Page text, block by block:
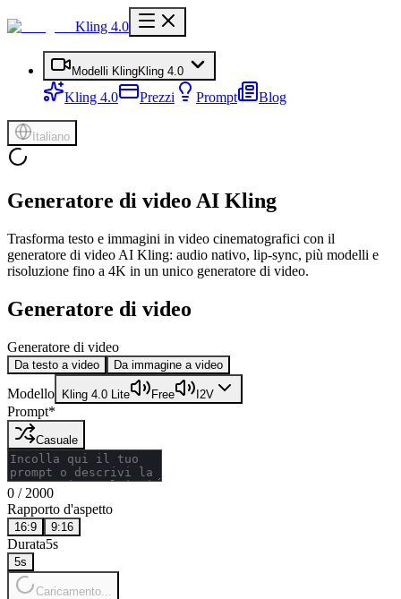
Kling 4.0
Modelli KlingKling 4.0
Kling 4.0 Prezzi Prompt Blog
Italiano
Generatore di video AI Kling
Trasforma testo e immagini in video cinematografici con il
generatore di video AI Kling: audio nativo, lip-sync, più modelli e
risoluzione fino a 4K in un unico generatore di video.
Generatore di video
Generatore di video
Da testo a video Da immagine a video
Modello Kling 4.0 Lite Free I2V
Prompt*
Casuale
0 / 2000
Rapporto d'aspetto
16:9 9:16
Durata5s
5s
Caricamento...